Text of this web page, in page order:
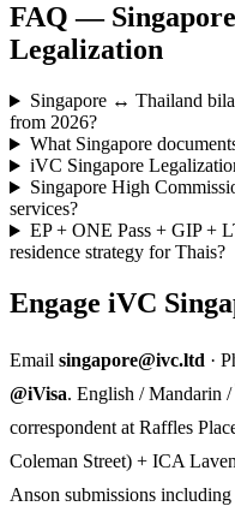
FAQ —
Legalization
Singapore ↔ Thailand
from 2026?
What Singapore
iVC Singapore
Singapore High
services?
EP + ONE Pass + GIP +
residence strategy for Thais?
Engage iVC
Email singapore@ivc.ltd ·
@iVisa. English / Mandarin
correspondent at Raffles
Coleman Street) + ICA
Anson submissions